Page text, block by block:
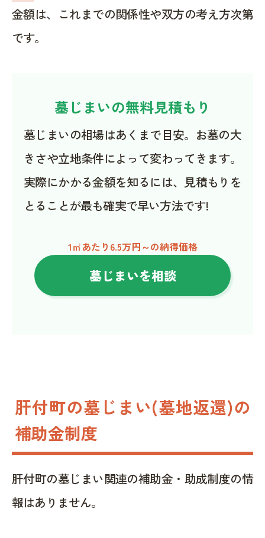
金額は、これまでの関係性や双方の考え方次第
です。
墓じまいの無料見積もり
墓じまいの相場はあくまで目安。お墓の大
きさや立地条件によって変わってきます。
実際にかかる金額を知るには、見積もりを
とることが最も確実で早い方法です!
1㎡あたり6.5万円～の納得価格
墓じまいを相談
肝付町の墓じまい(墓地返還)の
補助金制度
肝付町の墓じまい関連の補助金・助成制度の情
報はありません。